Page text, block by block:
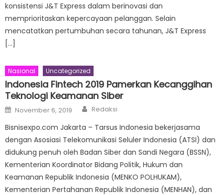
konsistensi J&T Express dalam berinovasi dan
memprioritaskan kepercayaan pelanggan. Selain
mencatatkan pertumbuhan secara tahunan, J&T Express
[…]
Nasional Uncategorized
Indonesia Fintech 2019 Pamerkan Kecanggihan
Teknologi Keamanan Siber
Posted
on
November 6, 2019 Author
Redaksi
Bisnisexpo.com Jakarta – Tarsus Indonesia bekerjasama
dengan Asosiasi Telekomunikasi Seluler Indonesia (ATSI) dan
didukung penuh oleh Badan Siber dan Sandi Negara (BSSN),
Kementerian Koordinator Bidang Politik, Hukum dan
Keamanan Republik Indonesia (MENKO POLHUKAM),
Kementerian Pertahanan Republik Indonesia (MENHAN), dan